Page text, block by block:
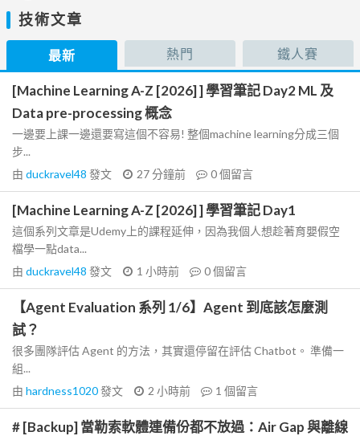
技術文章
最新 熱門 鐵人賽
[Machine Learning A-Z [2026] ] 學習筆記 Day2 ML 及
Data pre-processing 概念
一邊要上課一邊還要寫這個不容易! 整個machine learning分成三個
步...
由 duckravel48 發文 27 分鐘前 0個留言
[Machine Learning A-Z [2026] ] 學習筆記 Day1
這個系列文章是Udemy上的課程延伸，因為我個人想趁著育嬰假空
檔學一點data...
由 duckravel48 發文 1 小時前 0個留言
【Agent Evaluation 系列 1/6】Agent 到底該怎麼測
試？
很多團隊評估 Agent 的方法，其實還停留在評估 Chatbot。 準備一
組...
由 hardness1020發文 2 小時前 1 個留言
# [Backup] 當勒索軟體連備份都不放過：Air Gap 與離線